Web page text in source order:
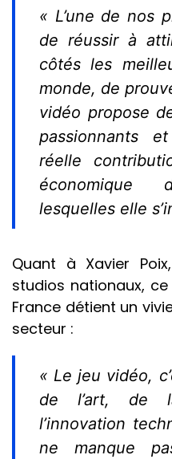
« L’une de nos
de réussir à
côtés les
monde, de
vidéo propose
passionnants
réelle
économique
lesquelles elle
Quant à Xavier
studios nationaux,
France détient un
secteur :
« Le jeu vidéo,
de l’art, de
l’innovation
ne manque